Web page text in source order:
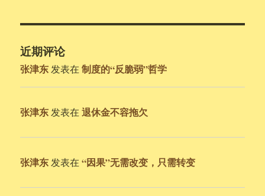
近期评论
张津东 发表在制度的“反脆弱”哲学
张津东 发表在退休金不容拖欠
张津东 发表在“因果”无需改变，只需转变